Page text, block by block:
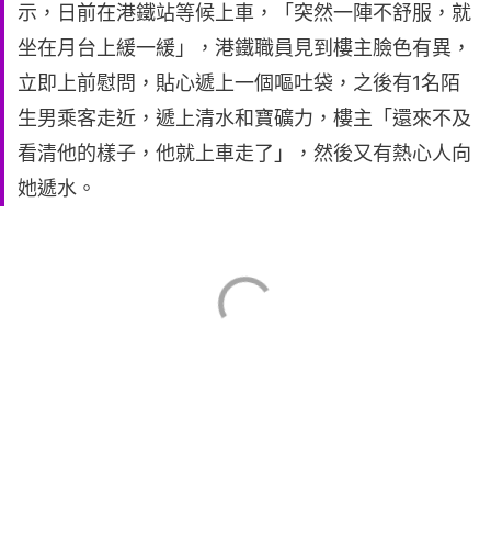
示，日前在港鐵站等候上車，「突然一陣不舒服，就
坐在月台上緩一緩」，港鐵職員見到樓主臉色有異，
立即上前慰問，貼心遞上一個嘔吐袋，之後有1名陌
生男乘客走近，遞上清水和寶礦力，樓主「還來不及
看清他的樣子，他就上車走了」，然後又有熱心人向
她遞水。